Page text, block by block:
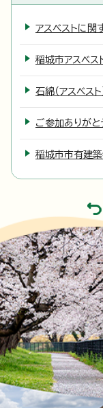
アスベストに関
稲城市アスベス
石綿（アスベス
ご参加ありが
稲城市市有建築